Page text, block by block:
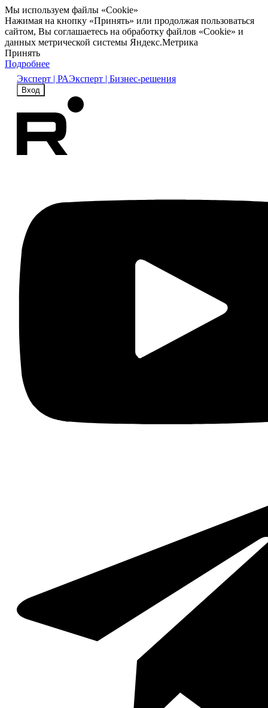
Мы используем файлы «Cookie»
Нажимая на кнопку «Принять» или продолжая пользоваться
сайтом, Вы соглашаетесь на обработку файлов «Cookie» и
данных метрической системы Яндекс.Метрика
Принять
Подробнее
Эксперт | РАЭксперт | Бизнес-решения
Вход